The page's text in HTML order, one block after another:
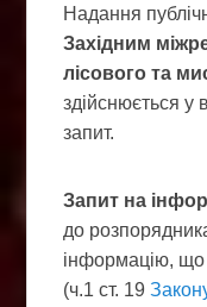
Надання
Західним
лісового та
здійснюється у
запит.
Запит на
до
інформацію, що
(ч.1 ст. 19